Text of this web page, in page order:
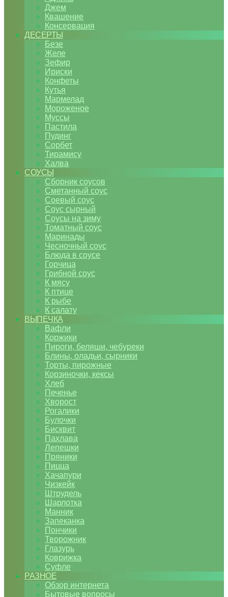
Джем
Квашение
Консервация
ДЕСЕРТЫ
Безе
Желе
Зефир
Ириски
Конфеты
Кутья
Мармелад
Мороженое
Муссы
Пастила
Пудинг
Сорбет
Тирамису
Халва
СОУСЫ
Сборник соусов
Сметанный соус
Соевый соус
Соус сырный
Соусы на зиму
Томатный соус
Маринады
Чесночный соус
Блюда в соусе
Горчица
Грибной соус
К мясу
К птице
К рыбе
К салату
ВЫПЕЧКА
Вафли
Коржики
Пироги, беляши, чебуреки
Блины, оладьи, сырники
Торты, пирожные
Корзиночки, кексы
Хлеб
Печенье
Хворост
Рогалики
Булочки
Бисквит
Пахлава
Лепешки
Пряники
Пицца
Хачапури
Чизкейк
Штрудель
Шарлотка
Манник
Запеканка
Пончики
Творожник
Глазурь
Коврижка
Суфле
РАЗНОЕ
Обзор интернета
Бытовые вопросы